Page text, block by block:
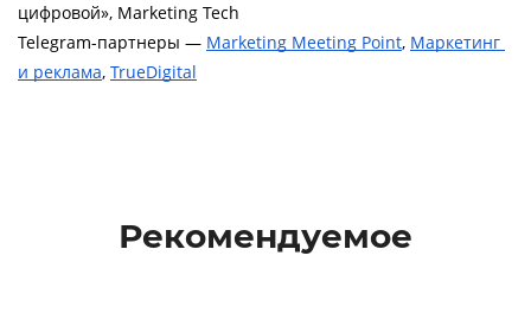
цифровой», Marketing Tech
Telegram-партнеры — Marketing Meeting Point, Маркетинг
и реклама, TrueDigital
Рекомендуемое